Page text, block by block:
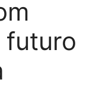
futuro